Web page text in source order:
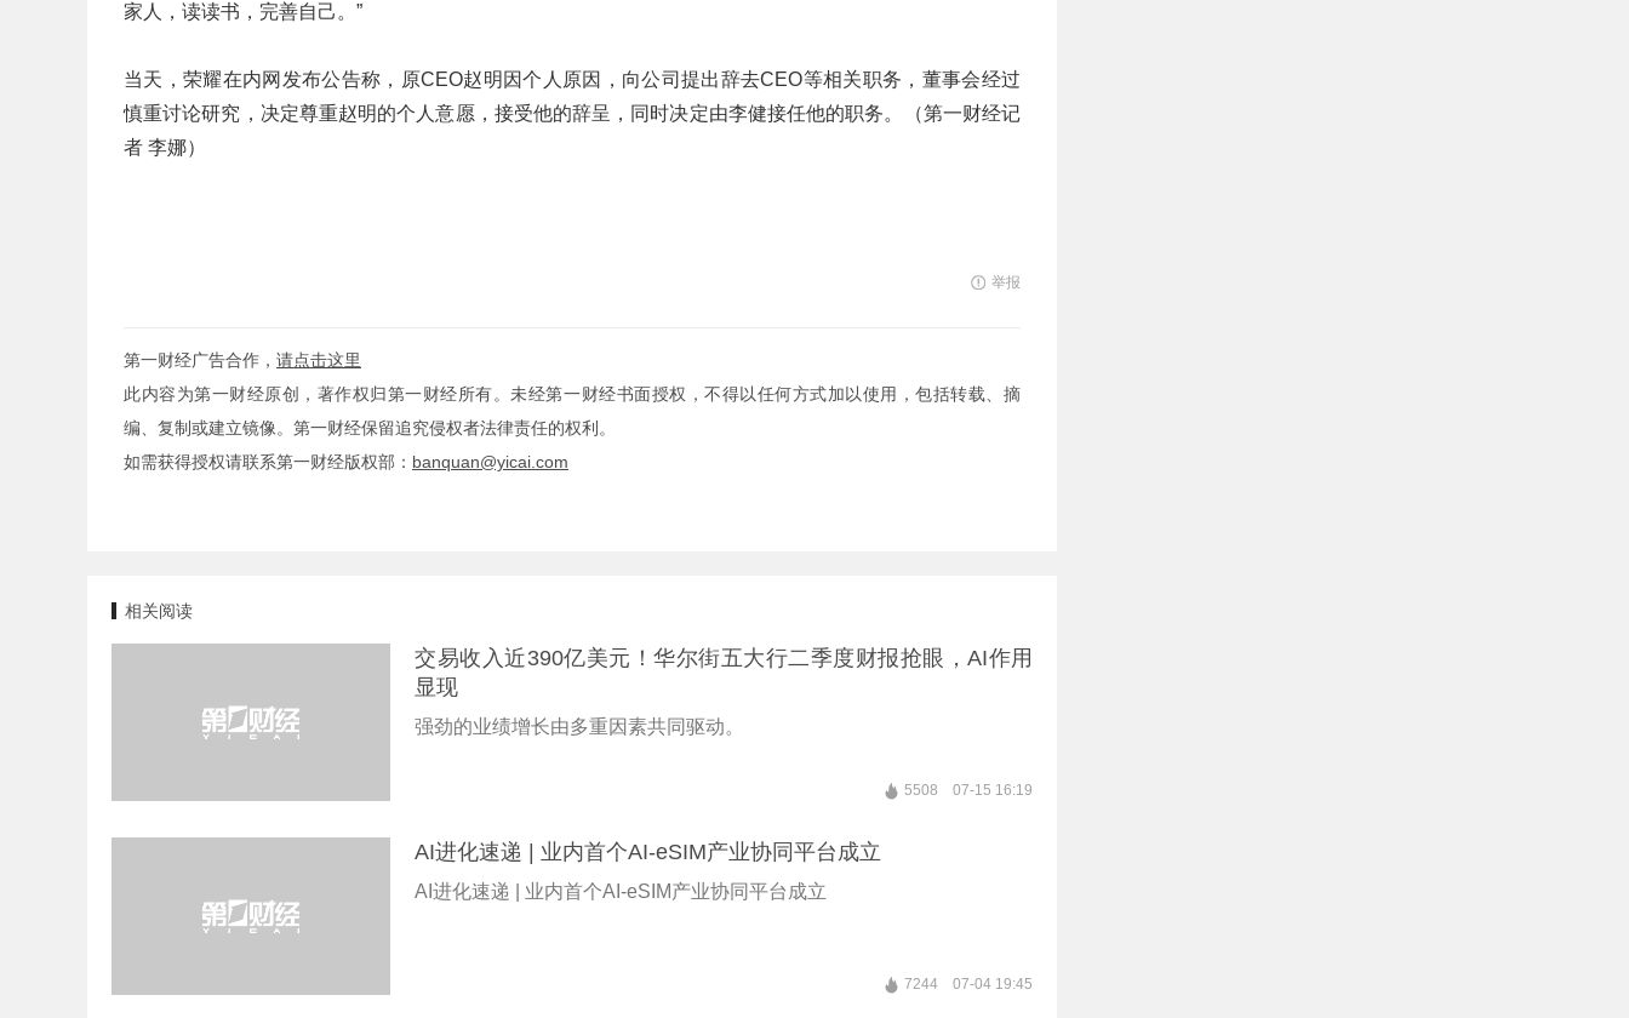
家人，读读书，完善自己。”
当天，荣耀在内网发布公告称，原CEO赵明因个人原因，向公司提出辞去CEO等相关职务，董事会经过
慎重讨论研究，决定尊重赵明的个人意愿，接受他的辞呈，同时决定由李健接任他的职务。（第一财经记
者 李娜）
举报
第一财经广告合作， 请点击这里
此内容为第一财经原创，著作权归第一财经所有。未经第一财经书面授权，不得以任何方式加以使用，包括转载、摘
编、复制或建立镜像。第一财经保留追究侵权者法律责任的权利。
如需获得授权请联系第一财经版权部： banquan@yicai.com
相关阅读
交易收入近390亿美元！华尔街五大行二季度财报抢眼，AI作用
显现
强劲的业绩增长由多重因素共同驱动。
5508 07-15 16:19
AI进化速递 | 业内首个AI-eSIM产业协同平台成立
AI进化速递 | 业内首个AI-eSIM产业协同平台成立
7244 07-04 19:45